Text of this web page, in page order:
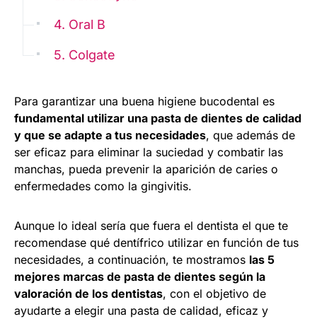
4. Oral B
5. Colgate
Para garantizar una buena higiene bucodental es
fundamental utilizar una pasta de dientes de calidad
y que se adapte a tus necesidades, que además de
ser eficaz para eliminar la suciedad y combatir las
manchas, pueda prevenir la aparición de caries o
enfermedades como la gingivitis.
Aunque lo ideal sería que fuera el dentista el que te
recomendase qué dentífrico utilizar en función de tus
necesidades, a continuación, te mostramos las 5
mejores marcas de pasta de dientes según la
valoración de los dentistas, con el objetivo de
ayudarte a elegir una pasta de calidad, eficaz y